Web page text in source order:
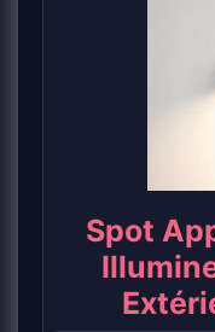
Spot